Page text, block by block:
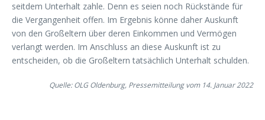
seitdem Unterhalt zahle. Denn es seien noch Rückstände für
die Vergangenheit offen. Im Ergebnis könne daher Auskunft
von den Großeltern über deren Einkommen und Vermögen
verlangt werden. Im Anschluss an diese Auskunft ist zu
entscheiden, ob die Großeltern tatsächlich Unterhalt schulden.
Quelle: OLG Oldenburg, Pressemitteilung vom 14. Januar 2022